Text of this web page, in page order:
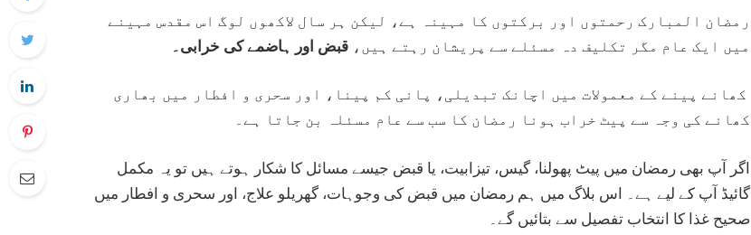
رمضان المبارک رحمتوں اور برکتوں کا مہینہ ہے، لیکن ہر سال لاکھوں لوگ اس مقدس مہینے
میں ایک عام مگر تکلیف دہ مسئلے سے پریشان رہتے ہیں، قبض اور ہاضمے کی خرابی۔
کھانے پینے کے معمولات میں اچانک تبدیلی، پانی کم پینا، اور سحری و افطار میں بھاری
کھانے کی وجہ سے پیٹ خراب ہونا رمضان کا سب سے عام مسئلہ بن جاتا ہے۔
اگر آپ بھی رمضان میں پیٹ پھولنا، گیس، تیزابیت، یا قبض جیسے مسائل کا شکار ہوتے ہیں تو یہ مکمل
گائیڈ آپ کے لیے ہے۔ اس بلاگ میں ہم رمضان میں قبض کی وجوہات، گھریلو علاج، اور سحری و افطار میں
صحیح غذا کا انتخاب تفصیل سے بتائیں گے۔